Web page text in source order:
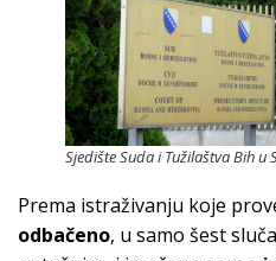
Sjedište Suda i Tužilaštva Bih u
Prema istraživanju koje
odbačeno, u samo šest